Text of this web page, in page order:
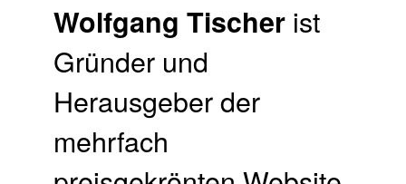
Wolfgang Tischer ist
Gründer und
Herausgeber der
mehrfach